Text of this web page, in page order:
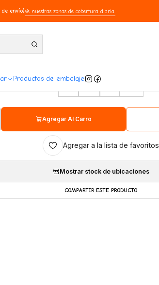
Productos de embalaje
envío)Ve nuestras zonas de cobertura diaria.
Camas Para Mascotas
TALLA
Agregar Al Carro
Agregar a la lista de favoritos
Mostrar stock de ubicaciones
COMPARTIR ESTE PRODUCTO